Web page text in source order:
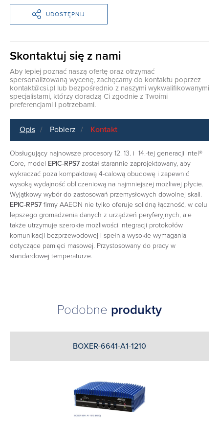
UDOSTĘPNIJ
Skontaktuj się z nami
Aby lepiej poznać naszą ofertę oraz otrzymać
spersonalizowaną wycenę, zachęcamy do kontaktu poprzez
kontakt@csi.pl lub bezpośrednio z naszymi wykwalifikowanymi
specjalistami, którzy doradzą Ci zgodnie z Twoimi
preferencjami i potrzebami.
Opis Pobierz Kontakt
Obsługujący najnowsze procesory 12. 13. i 14.-tej generacji Intel®
Core, model EPIC-RPS7 został starannie zaprojektowany, aby
wykraczać poza kompaktową 4-calową obudowę i zapewnić
wysoką wydajność obliczeniową na najmniejszej możliwej płycie.
Wyjątkowy wybór do zastosowań przemysłowych dowolnej skali.
EPIC-RPS7 firmy AAEON nie tylko oferuje solidną łączność, w celu
lepszego gromadzenia danych z urządzeń peryferyjnych, ale
także utrzymuje szerokie możliwości integracji protokołów
komunikacji bezprzewodowej i spełnia wysokie wymagania
dotyczące pamięci masowej. Przystosowany do pracy w
standardowej temperaturze.
Podobne produkty
BOXER-6641-A1-1210